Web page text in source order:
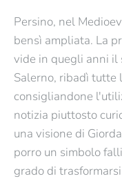
Persino, nel
bensì ampliata. La
vide in quegli anni il
Salerno, ribadì tutte
consigliandone
notizia piuttosto
una visione di
porro un simbolo
grado di